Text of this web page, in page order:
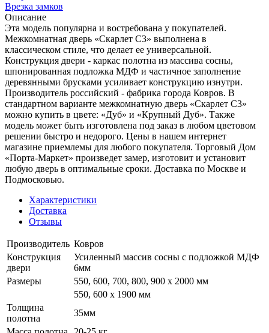
Врезка замков
Описание
Эта модель популярна и востребована у покупателей.
Межкомнатная дверь «Скарлет С3» выполнена в
классическом стиле, что делает ее универсальной.
Конструкция двери - каркас полотна из массива сосны,
шпонированная подложка МДФ и частичное заполнение
деревянными брусками усиливает конструкцию изнутри.
Производитель российский - фабрика города Ковров. В
стандартном варианте межкомнатную дверь «Скарлет С3»
можно купить в цвете: «Дуб» и «Крупный Дуб». Также
модель может быть изготовлена под заказ в любом цветовом
решении быстро и недорого. Цены в нашем интернет
магазине приемлемы для любого покупателя. Торговый Дом
«Порта-Маркет» произведет замер, изготовит и установит
любую дверь в оптимальные сроки. Доставка по Москве и
Подмосковью.
Характеристики
Доставка
Отзывы
Производитель Ковров
Конструкция
двери
Усиленный массив сосны с подложкой МДФ
6мм
Размеры
550, 600, 700, 800, 900 x 2000 мм
550, 600 х 1900 мм
Толщина
полотна
35мм